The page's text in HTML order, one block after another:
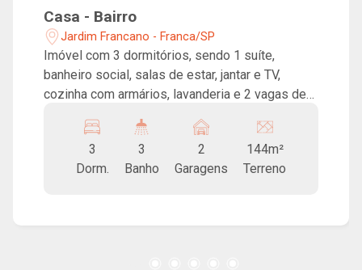
Casa - Bairro
Jardim Francano - Franca/SP
Imóvel com 3 dormitórios, sendo 1 suíte,
banheiro social, salas de estar, jantar e TV,
cozinha com armários, lavanderia e 2 vagas de
3
Dorm.
3
Banho
2
Garagens
144m²
Terreno